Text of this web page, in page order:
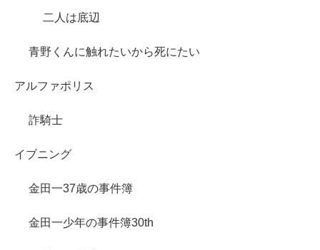
二人は底辺
青野くんに触れたいから死にたい
アルファポリス
詐騎士
イブニング
金田一37歳の事件簿
金田一少年の事件簿30th